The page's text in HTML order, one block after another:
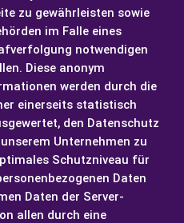
zu gewährleisten sowie
im Falle eines
notwendigen
Diese anonym
werden durch die
einerseits statistisch
den Datenschutz
Unternehmen zu
Schutzniveau für
Daten
Daten der Server-
allen durch eine